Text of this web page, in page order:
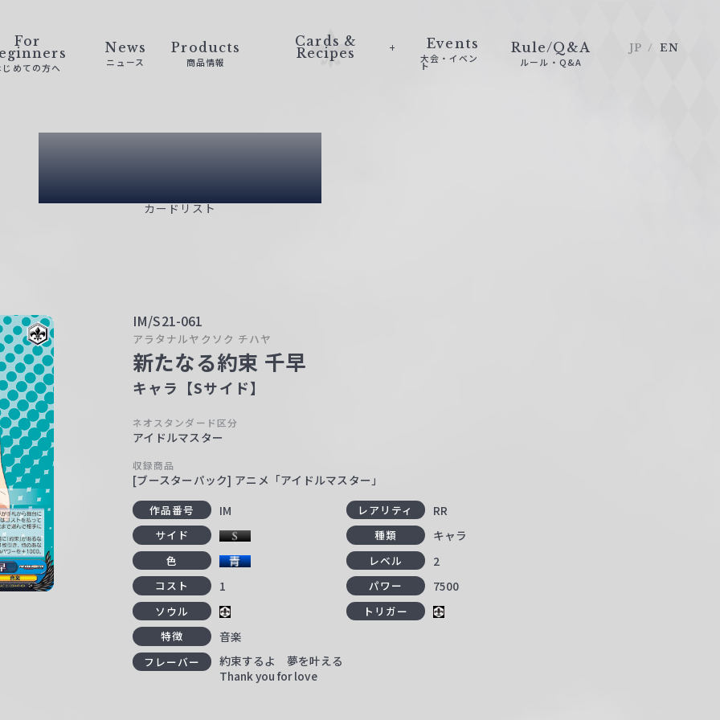
For
じめての方へ
News
ニュース
Products
商品情報
Cards &
Recipes
Events
大会・イベン
ト
Rule/Q&A
ルール・Q&A
JP EN
Card List
カードリスト
IM/S21-061
アラタナルヤクソク チハヤ
新たなる約束 千早
キャラ【Sサイド】
ネオスタンダード区分
アイドルマスター
収録商品
[ブースターパック] アニメ「アイドルマスター」
作品番号 IM レアリティ RR
サイド 種類 キャラ
色 レベル 2
コスト 1 パワー 7500
ソウル
トリガー
特徴
音楽
フレーバー
約束するよ 夢を叶える
Thank you for love